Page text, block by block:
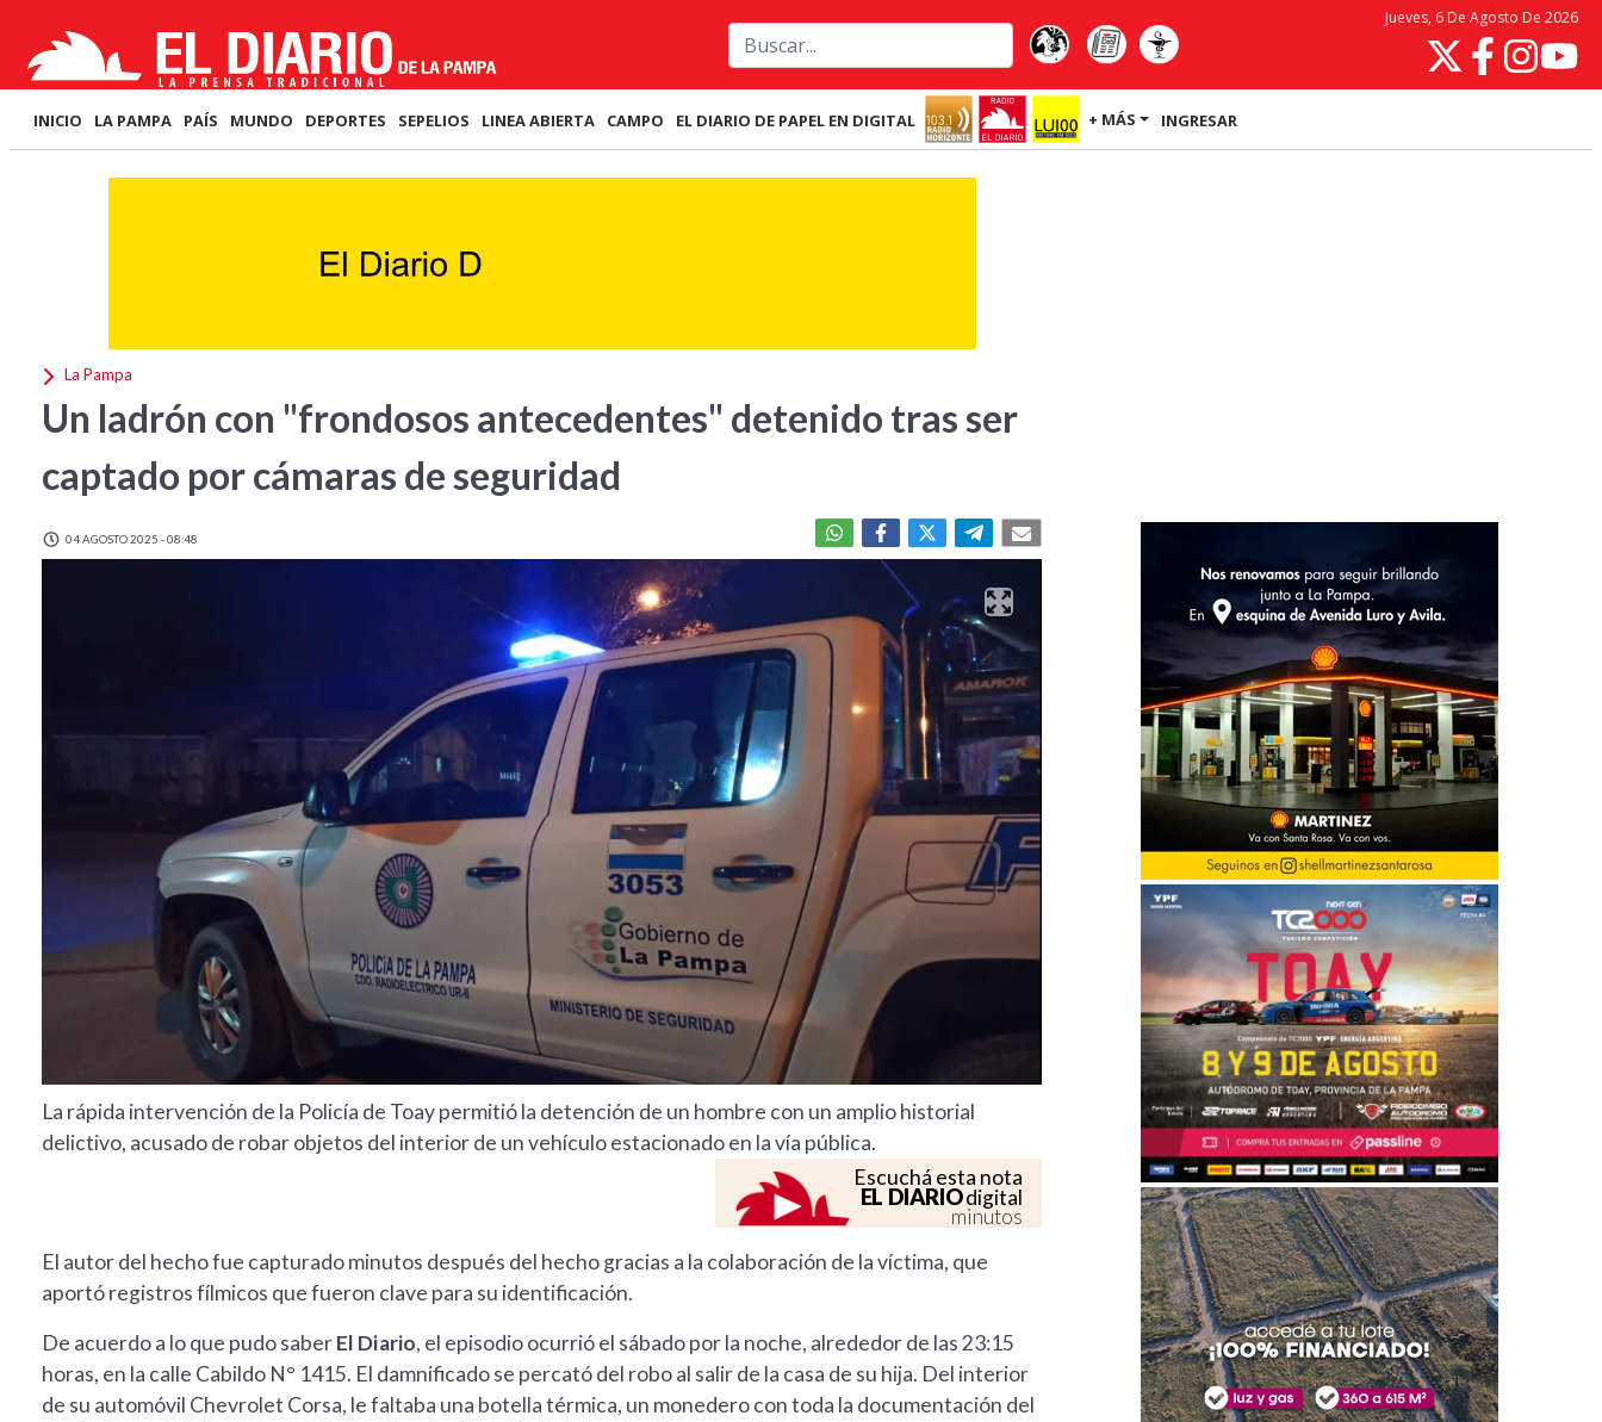
Jueves, 6 De Agosto De 2026
INICIO LA PAMPA PAÍS MUNDO DEPORTES SEPELIOS LINEA ABIERTA CAMPO EL DIARIO DE PAPEL EN DIGITAL + MÁS INGRESAR
La Pampa
Un ladrón con "frondosos antecedentes" detenido tras ser
captado por cámaras de seguridad
04 AGOSTO 2025 - 08:48
La rápida intervención de la Policía de Toay permitió la detención de un hombre con un amplio historial
delictivo, acusado de robar objetos del interior de un vehículo estacionado en la vía pública.
Escuchá esta nota
EL DIARIOdigital
minutos
El autor del hecho fue capturado minutos después del hecho gracias a la colaboración de la víctima, que
aportó registros fílmicos que fueron clave para su identificación.
De acuerdo a lo que pudo saberEl Diario, el episodio ocurrió el sábado por la noche, alrededor de las 23:15
horas, en la calle Cabildo N° 1415. El damnificado se percató del robo al salir de la casa de su hija. Del interior
de su automóvil Chevrolet Corsa, le faltaba una botella térmica, un monedero con toda la documentación del